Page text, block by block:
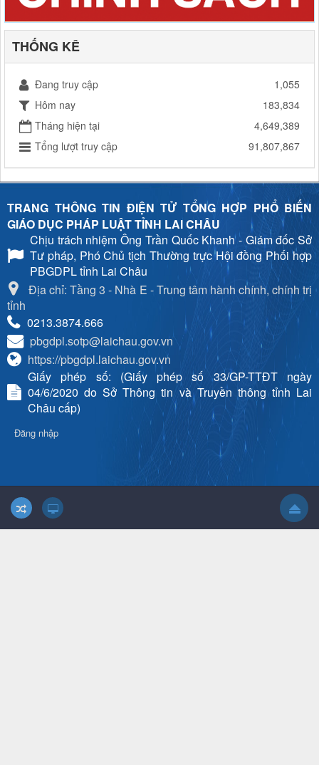
THỐNG KÊ
Đang truy cập
1,055
Hôm nay
183,834
Tháng hiện tại
4,649,389
Tổng lượt truy cập
91,807,867
TRANG THÔNG TIN ĐIỆN TỬ TỔNG HỢP PHỔ BIẾN
GIÁO DỤC PHÁP LUẬT TỈNH LAI CHÂU
Chịu trách nhiệmÔng Trần Quốc Khanh - Giám đốc Sở
Tư pháp, Phó Chủ tịch Thường trực Hội đồng Phối hợp
PBGDPL tỉnh Lai Châu
Địa chỉ: Tầng 3 - Nhà E - Trung tâm hành chính, chính trị
tỉnh
0213.3874.666
pbgdpl.sotp@laichau.gov.vn
https://pbgdpl.laichau.gov.vn
Giấy phép số: (Giấy phép số 33/GP-TTĐT ngày
04/6/2020 do Sở Thông tin và Truyền thông tỉnh Lai
Châu cấp)
Đăng nhập